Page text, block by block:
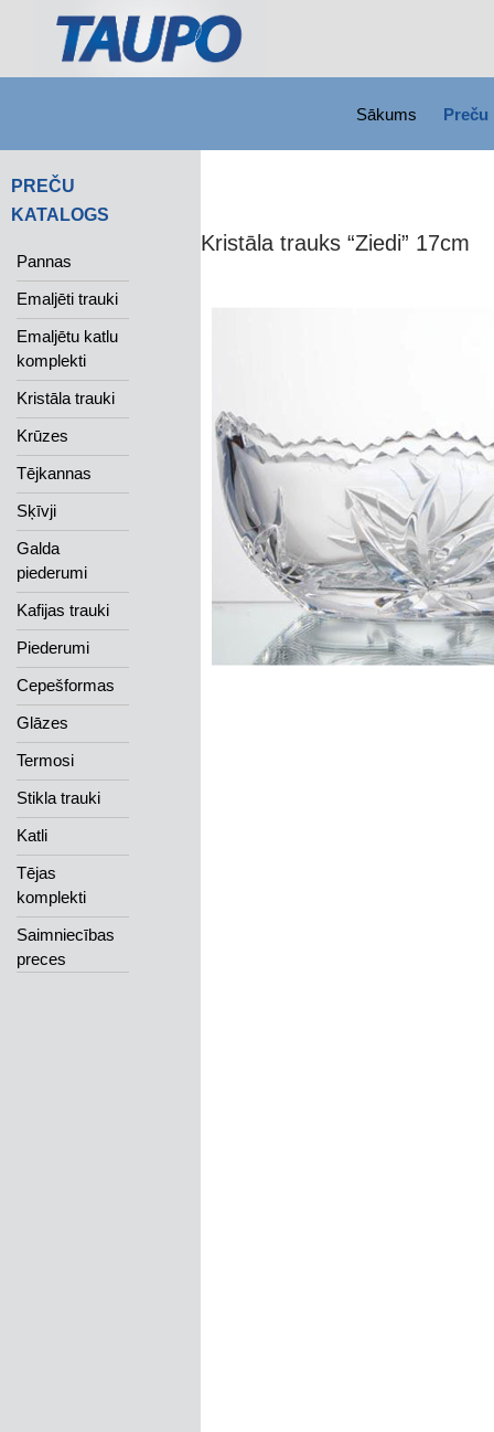
Sākums Preču
Kristāla trauks “Ziedi” 17cm
PREČU
KATALOGS
Pannas
Emaljēti trauki
Emaljētu katlu
komplekti
Kristāla trauki
Krūzes
Tējkannas
Sķīvji
Galda
piederumi
Kafijas trauki
Piederumi
Cepešformas
Glāzes
Termosi
Stikla trauki
Katli
Tējas
komplekti
Saimniecības
preces